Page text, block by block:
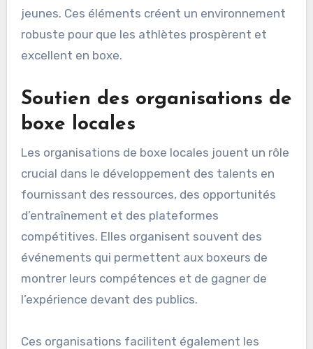
jeunes. Ces éléments créent un environnement
robuste pour que les athlètes prospèrent et
excellent en boxe.
Soutien des organisations de
boxe locales
Les organisations de boxe locales jouent un rôle
crucial dans le développement des talents en
fournissant des ressources, des opportunités
d’entraînement et des plateformes
compétitives. Elles organisent souvent des
événements qui permettent aux boxeurs de
montrer leurs compétences et de gagner de
l’expérience devant des publics.
Ces organisations facilitent également les